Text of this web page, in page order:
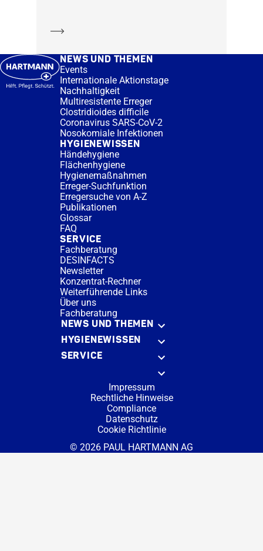
NEWS UND THEMEN
Events
Internationale Aktionstage
Nachhaltigkeit
Multiresistente Erreger
Clostridioides difficile
Coronavirus SARS-CoV-2
Nosokomiale Infektionen
HYGIENEWISSEN
Händehygiene
Flächenhygiene
Hygienemaßnahmen
Erreger-Suchfunktion
Erregersuche von A-Z
Publikationen
Glossar
FAQ
SERVICE
Fachberatung
DESINFACTS
Newsletter
Konzentrat-Rechner
Weiterführende Links
Über uns
Fachberatung
NEWS UND THEMEN
HYGIENEWISSEN
SERVICE
Impressum
Rechtliche Hinweise
Compliance
Datenschutz
Cookie Richtlinie
© 2026 PAUL HARTMANN AG